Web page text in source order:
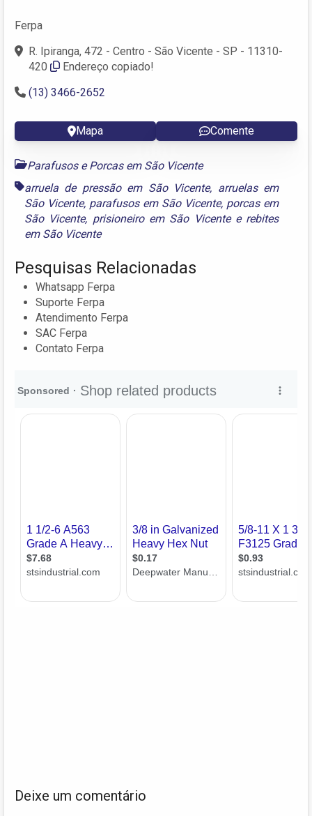
Ferpa
R. Ipiranga, 472 - Centro - São Vicente - SP - 11310-
420
Endereço copiado!
(13) 3466-2652
Mapa Comente
Parafusos e Porcas em São Vicente
arruela de pressão em São Vicente, arruelas em
São Vicente, parafusos em São Vicente, porcas em
São Vicente, prisioneiro em São Vicentee rebites
em São Vicente
Pesquisas Relacionadas
Whatsapp Ferpa
Suporte Ferpa
Atendimento Ferpa
SAC Ferpa
Contato Ferpa
Deixe um comentário